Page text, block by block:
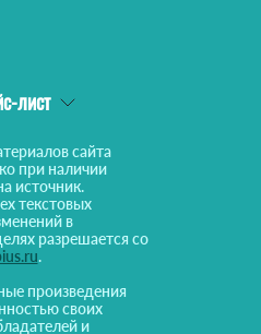
лист
сайта
при наличии
источник.
текстовых
в
разрешается со
.
произведения
своих
и